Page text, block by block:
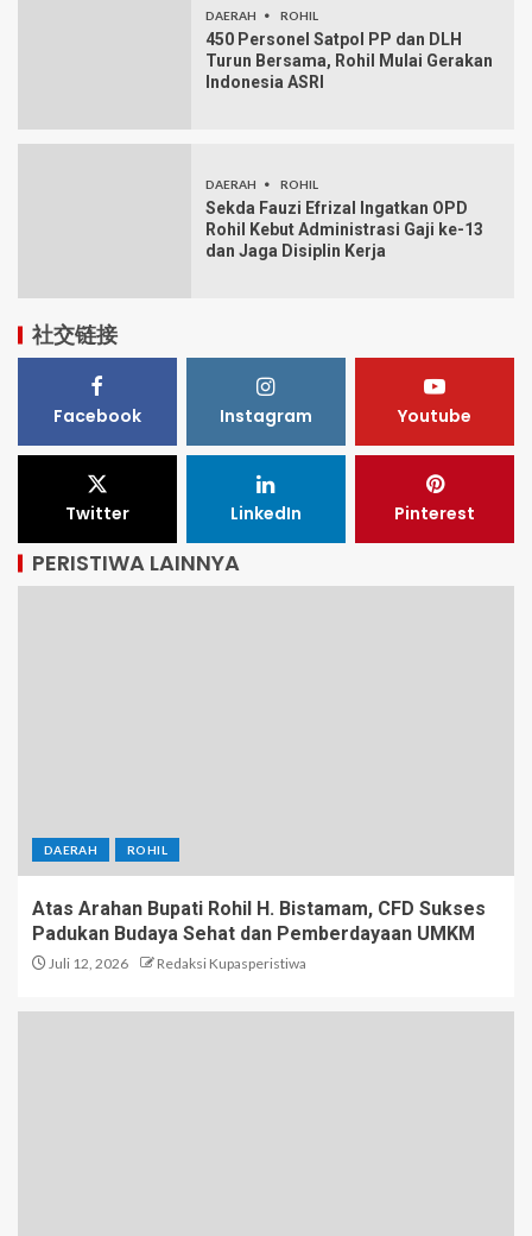
DAERAH ROHIL
450 Personel Satpol PP dan DLH
Turun Bersama, Rohil Mulai Gerakan
Indonesia ASRI
DAERAH ROHIL
Sekda Fauzi Efrizal Ingatkan OPD
Rohil Kebut Administrasi Gaji ke-13
dan Jaga Disiplin Kerja
社交链接
Facebook Instagram Youtube
Twitter LinkedIn Pinterest
PERISTIWA LAINNYA
DAERAH ROHIL
Atas Arahan Bupati Rohil H. Bistamam, CFD Sukses
Padukan Budaya Sehat dan Pemberdayaan UMKM
Juli 12, 2026 Redaksi Kupasperistiwa